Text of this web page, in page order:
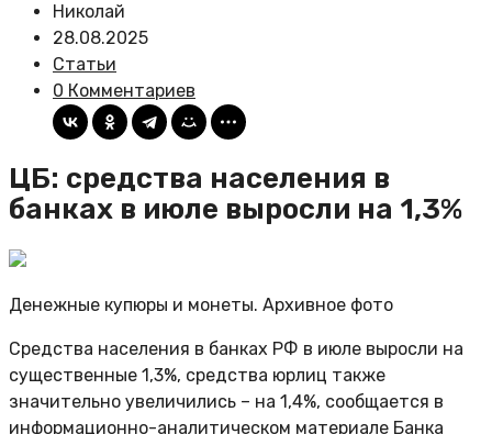
Николай
28.08.2025
Статьи
0 Комментариев
ЦБ: средства населения в
банках в июле выросли на 1,3%
Денежные купюры и монеты. Архивное фото
Средства населения в банках РФ в июле выросли на
существенные 1,3%, средства юрлиц также
значительно увеличились – на 1,4%, сообщается в
информационно-аналитическом материале Банка